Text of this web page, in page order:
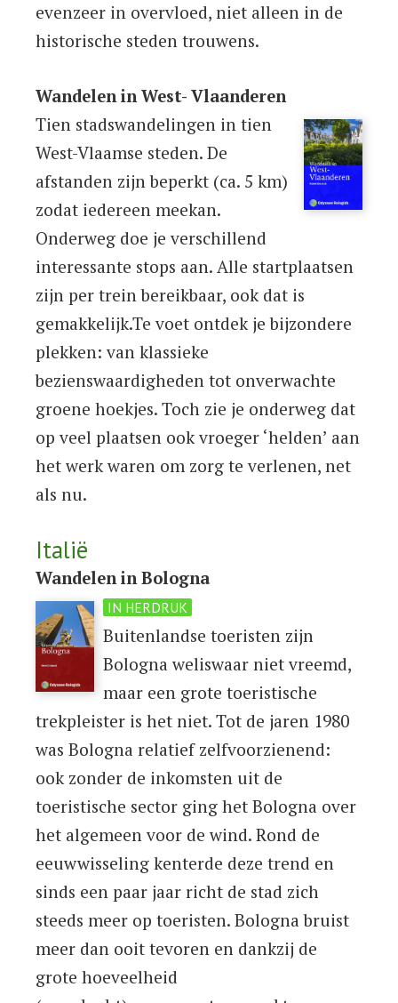
evenzeer in overvloed, niet alleen in de
historische steden trouwens.
Wandelen in West- Vlaanderen
Tien stadswandelingen in tien
West-Vlaamse steden. De
afstanden zijn beperkt (ca. 5 km)
zodat iedereen meekan.
Onderweg doe je verschillend
interessante stops aan. Alle startplaatsen
zijn per trein bereikbaar, ook dat is
gemakkelijk.Te voet ontdek je bijzondere
plekken: van klassieke
bezienswaardigheden tot onverwachte
groene hoekjes. Toch zie je onderweg dat
op veel plaatsen ook vroeger ‘helden’ aan
het werk waren om zorg te verlenen, net
als nu.
Italië
Wandelen in Bologna
IN HERDRUK
Buitenlandse toeristen zijn
Bologna weliswaar niet vreemd,
maar een grote toeristische
trekpleister is het niet. Tot de jaren 1980
was Bologna relatief zelfvoorzienend:
ook zonder de inkomsten uit de
toeristische sector ging het Bologna over
het algemeen voor de wind. Rond de
eeuwwisseling kenterde deze trend en
sinds een paar jaar richt de stad zich
steeds meer op toeristen. Bologna bruist
meer dan ooit tevoren en dankzij de
grote hoeveelheid